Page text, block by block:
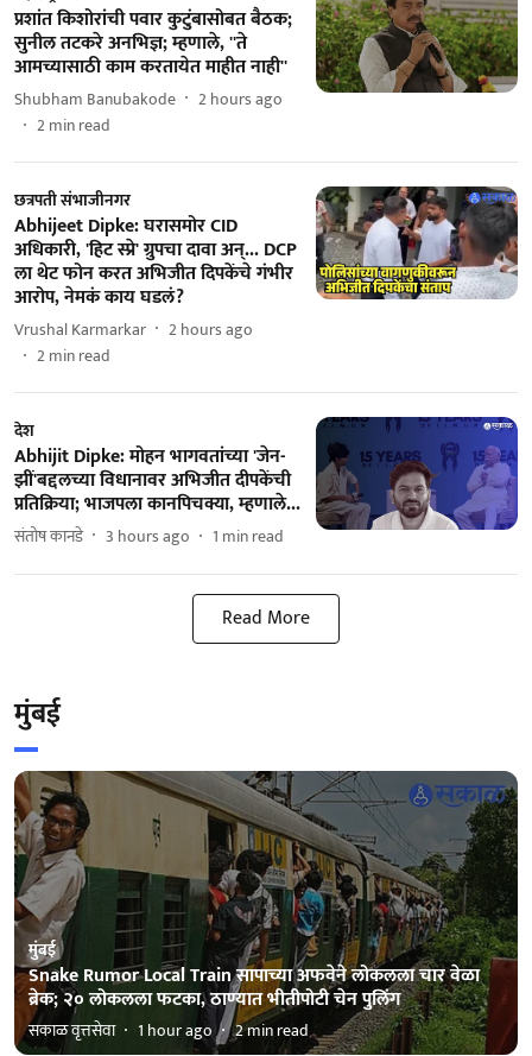
प्रशांत किशोरांची पवार कुटुंबासोबत बैठक;
सुनील तटकरे अनभिज्ञ; म्हणाले, ''ते
आमच्यासाठी काम करतायेत माहीत नाही''
Shubham Banubakode
2 hours ago
2min read
छत्रपती संभाजीनगर
Abhijeet Dipke: घरासमोर CID
अधिकारी, 'हिट स्प्रे' ग्रुपचा दावा अन्... DCP
ला थेट फोन करत अभिजीत दिपकेंचे गंभीर
आरोप, नेमकं काय घडलं?
Vrushal Karmarkar
2 hours ago
2min read
देश
Abhijit Dipke: मोहन भागवतांच्या 'जेन-
झीं'बद्दलच्या विधानावर अभिजीत दीपकेंची
प्रतिक्रिया; भाजपला कानपिचक्या, म्हणाले...
संतोष कानडे 3 hours ago 1 min read
Read More
मुंबई
मुंबई
Snake Rumor Local Train सापाच्या अफवेने लोकलला चार वेळा
ब्रेक; २० लोकलला फटका, ठाण्यात भीतीपोटी चेन पुलिंग
सकाळ वृत्तसेवा 1 hour ago 2min read